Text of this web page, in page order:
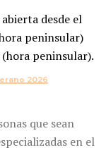
desde el
peninsular)
peninsular).
2026
que sean
en el